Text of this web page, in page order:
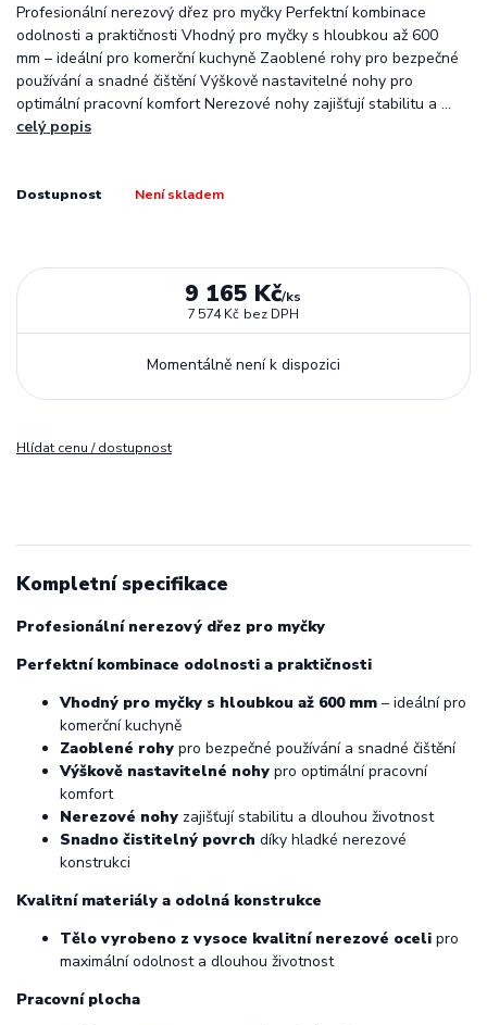
Profesionální nerezový dřez pro myčky Perfektní kombinace
odolnosti a praktičnosti Vhodný pro myčky s hloubkou až 600
mm – ideální pro komerční kuchyně Zaoblené rohy pro bezpečné
používání a snadné čištění Výškově nastavitelné nohy pro
optimální pracovní komfort Nerezové nohy zajišťují stabilitu a ...
celý popis
Dostupnost Není skladem
9 165 Kč/ks
7 574 Kč bez DPH
Momentálně není k dispozici
Hlídat cenu / dostupnost
Kompletní specifikace
Profesionální nerezový dřez pro myčky
Perfektní kombinace odolnosti a praktičnosti
Vhodný pro myčky s hloubkou až 600 mm – ideální pro
komerční kuchyně
Zaoblené rohy pro bezpečné používání a snadné čištění
Výškově nastavitelné nohy pro optimální pracovní
komfort
Nerezové nohy zajišťují stabilitu a dlouhou životnost
Snadno čistitelný povrch díky hladké nerezové
konstrukci
Kvalitní materiály a odolná konstrukce
Tělo vyrobeno z vysoce kvalitní nerezové oceli pro
maximální odolnost a dlouhou životnost
Pracovní plocha